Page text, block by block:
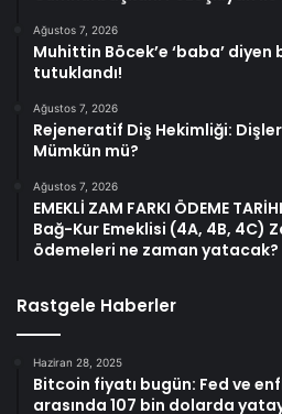
Ağustos 7, 2026
Muhittin Böcek’e ‘baba’
tutuklandı!
Ağustos 7, 2026
Rejeneratif Diş Hekimliği:
Mümkün mü?
Ağustos 7, 2026
EMEKLİ ZAM FARKI ÖDEME
Bağ-Kur Emeklisi (4A, 4B, 4C)
ödemeleri ne zaman yatacak?
Rastgele Haberler
Haziran 28, 2025
Bitcoin fiyatı bugün: Fed ve
arasında 107 bin dolarda